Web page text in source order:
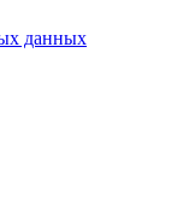
данных